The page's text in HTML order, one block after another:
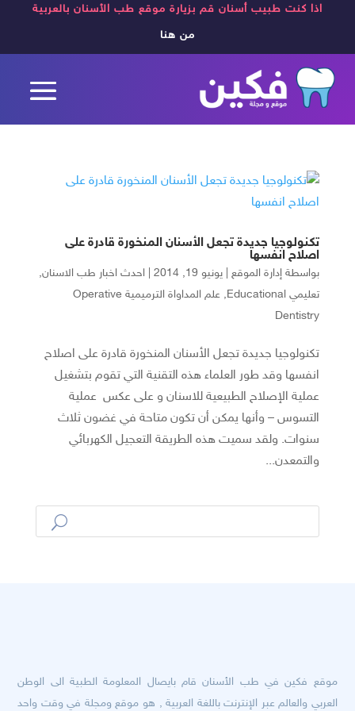
اذا كنت طبيب أسنان قم بزيارة موقع طب الأسنان بالعربية
من هنا
تكنولوجيا جديدة تجعل الأسنان المنخورة قادرة على
اصلاح انفسها
بواسطة إدارة الموقع| يونيو 19, 2014 | احدث اخبار طب الاسنان,
تعليمي Educational
,
علم المداواة الترميمية Operative
Dentistry
تكنولوجيا جديدة تجعل الأسنان المنخورة قادرة على اصلاح
انفسها وقد طور العلماء هذه التقنية التي تقوم بتشغيل
عملية الإصلاح الطبيعية للاسنان و على عكس عملية
التسوس – وأنها يمكن أن تكون متاحة في غضون ثلاث
سنوات. ولقد سميت هذه الطريقة التعجيل الكهربائي
والتمعدن...
موقع فكين في طب الأسنان قام بايصال المعلومة الطبية الى الوطن
العربي والعالم عبر الإنترنت باللغة العربية , هو موقع ومجلة في وقت واحد